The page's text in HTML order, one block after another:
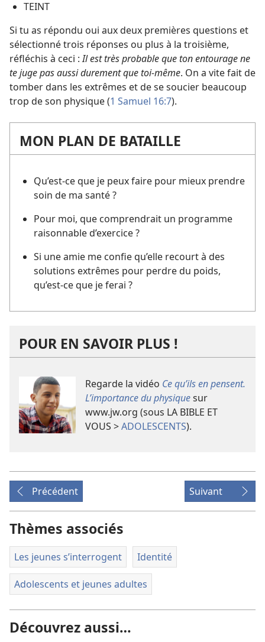
TEINT
Si tu as répondu oui aux deux premières questions et
sélectionné trois réponses ou plus à la troisième,
réfléchis à ceci :Il est très probable que ton entourage ne
te juge pas aussi durement que toi-​même. On a vite fait de
tomber dans les extrêmes et de se soucier beaucoup
trop de son physique (1 Samuel 16:7).
MON PLAN DE BATAILLE
Qu’est-​ce que je peux faire pour mieux prendre
soin de ma santé ?
Pour moi, que comprendrait un programme
raisonnable d’exercice ?
Si une amie me confie qu’elle recourt à des
solutions extrêmes pour perdre du poids,
qu’est-ce que je ferai ?
POUR EN SAVOIR PLUS !
Regarde la vidéo Ce qu’ils en pensent.
L’importance du physiquesur
www.jw.org (sous LA BIBLE ET
VOUS >ADOLESCENTS).
Précédent Suivant
Thèmes associés
Les jeunes s’interrogent Identité
Adolescents et jeunes adultes
Découvrez aussi…